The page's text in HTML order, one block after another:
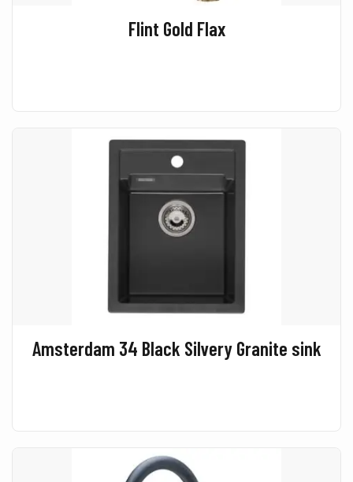
Flint Gold Flax
Amsterdam 34 Black Silvery Granite sink